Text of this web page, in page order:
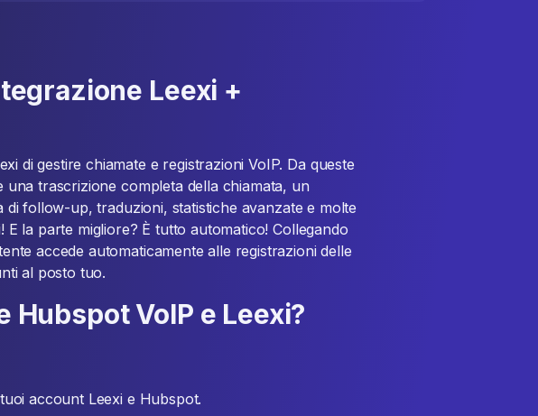
Leexi +
di gestire chiamate e registrazioni VoIP. Da queste
una trascrizione completa della chiamata, un
di follow-up, traduzioni, statistiche avanzate e molte
E la parte migliore? È tutto automatico! Collegando
accede automaticamente alle registrazioni delle
al posto tuo.
Hubspot VoIP e Leexi?
account Leexi e Hubspot.